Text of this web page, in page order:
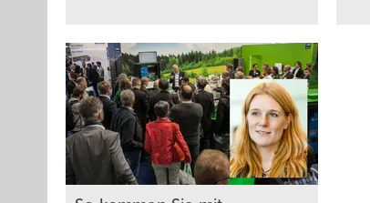
Marktübersicht IR-
Kompaktkameras
Thermografie im